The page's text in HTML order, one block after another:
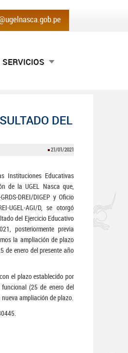
SERVICIOS
DEL
21/01/2021
Instituciones Educativas
de la UGEL Nasca que,
DREI/DIGEP y Oficio
UGEL-AGI/D, se otorgó
del Ejercicio Educativo
posteriormente previa
la ampliación de plazo
de enero del presente año
el plazo establecido por
(25 de enero del
ampliación de plazo.